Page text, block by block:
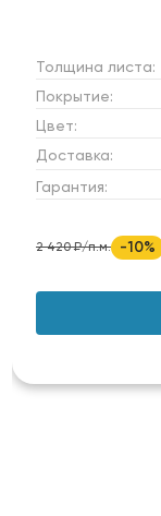
Толщина листа:
Покрытие:
Цвет:
Доставка:
Гарантия:
2 420 ₽/п.м. -10%